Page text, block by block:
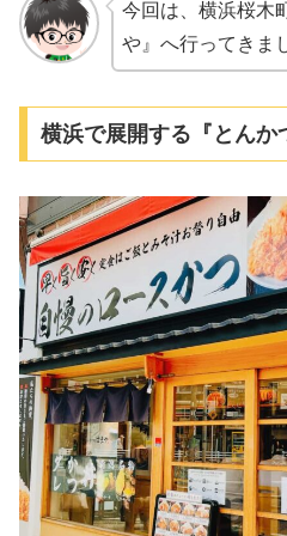
今回は、横浜桜木
や』へ行ってきま
横浜で展開する『とんか